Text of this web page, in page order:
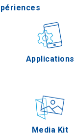
Applications
Media Kit